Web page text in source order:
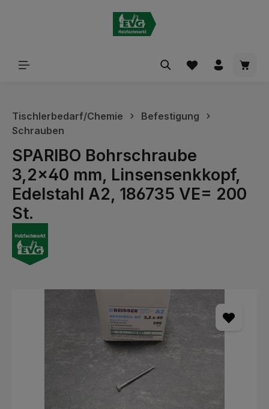
Tischlerbedarf/Chemie
Befestigung
Schrauben
SPARIBO Bohrschraube
3,2x40 mm, Linsensenkkopf,
Edelstahl A2, 186735 VE= 200
St.